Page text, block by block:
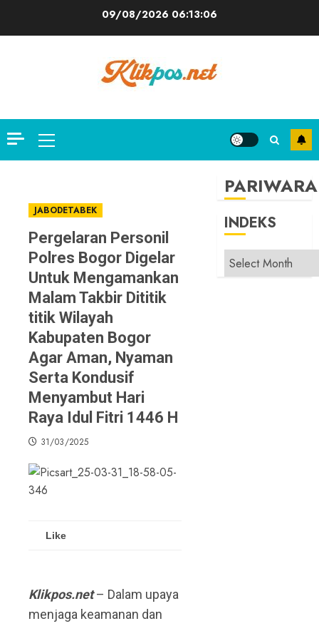
09/08/2026 06:13:07
Primary
Menu
JABODETABEK
Pergelaran Personil
Polres Bogor Digelar
Untuk Mengamankan
Malam Takbir Dititik
titik Wilayah
Kabupaten Bogor
Agar Aman, Nyaman
Serta Kondusif
Menyambut Hari
Raya Idul Fitri 1446 H
31/03/2025
Like
Klikpos.net– Dalam upaya
menjaga keamanan dan
PARIWARA
INDEKS
INDEKS